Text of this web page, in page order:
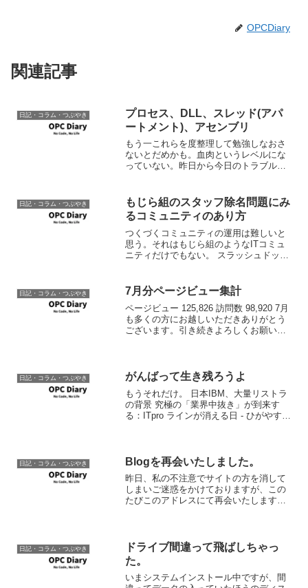
OPCDiary
関連記事
日記・コラム・つぶやき
プロセス、DLL、スレッド(アパ
ートメント)、アセンブリ
もう一これらを度整理して勉強しなおさ
ないとだめかも。血肉というレベルにな
っていない。昨日から今日のトラブルつ
ないと実感。MSDNもいいのだけど、読
みにくいから...
日記・コラム・つぶやき
もじら組のスタッフ除名問題にみ
るコミュニティのあり方
つくづくコミュニティの運用は難しいと
思う。それはもじら組のようなITコミュ
ニティだけでもない。 スラッシュドット
ージメントと責任所在の問題なんだと思
う。意志決定...
日記・コラム・つぶやき 7月分ページビュー集計
ページビュー 125,826 訪問数 98,920 7月
も多くの方にお越しいただきありがとう
ございます。引き続きよろしくお願いい
日記・コラム・つぶやき がんばって生き残ろうよ
もうそれだけ。 日本IBM、大量リストラ
の背景 究極の「業界中抜き」が到来す
る：ITpro ラインが消える日 - ひがやすを
と...
日記・コラム・つぶやき Blogを再会いたしました。
昨日、私の不注意でサイトの方を消して
しまいご迷惑をかけておりますが、この
たびこのアドレスにて再会いたします。
重ね重ねお詫びいたし...
日記・コラム・つぶやき
ドライブ間違って飛ばしちゃっ
た。
いまシステムインストール中ですが、間